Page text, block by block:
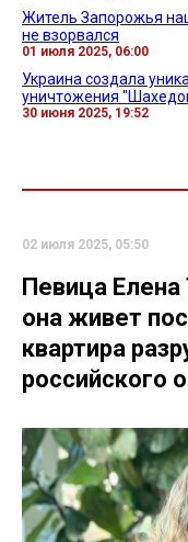
Житель Запорожья
не взорвался
01 июля 2025, 06:00
Украина создала
уничтожения
30 июня 2025, 19:52
02 июля 2025, 05:50
Певица Елена
она живет
квартира
российского